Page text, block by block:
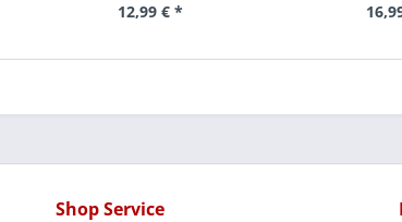
12,99 € *
Shop Service